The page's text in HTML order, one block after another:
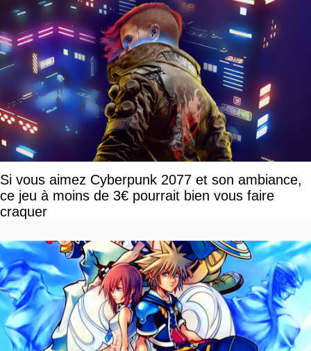
Si vous aimez Cyberpunk 2077 et son ambiance,
ce jeu à moins de 3€ pourrait bien vous faire
craquer